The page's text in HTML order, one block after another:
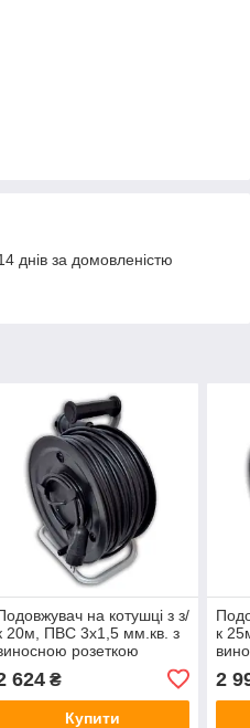
днів за домовленістю
на котушці з з/
20м, ПВС 3x1,5 мм.кв. з
розеткою
624₴
Купити
к
2